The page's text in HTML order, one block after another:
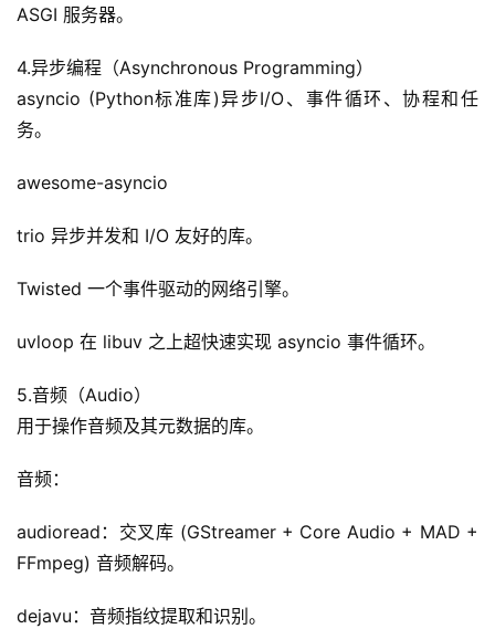
ASGI 服务器。
4.异步编程（Asynchronous Programming）
asyncio (Python标准库)异步I/O、事件循环、协程和任
务。
awesome-asyncio
trio 异步并发和 I/O 友好的库。
Twisted 一个事件驱动的网络引擎。
uvloop 在 libuv 之上超快速实现 asyncio 事件循环。
5.音频（Audio）
用于操作音频及其元数据的库。
音频：
audioread：交叉库 (GStreamer + Core Audio + MAD +
FFmpeg) 音频解码。
dejavu：音频指纹提取和识别。